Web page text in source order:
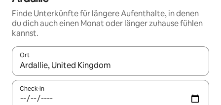
Finde Unterkünfte für längere Aufenthalte, in denen
du dich auch einen Monat oder länger zuhause fühlen
kannst.
Ort
Wenn Ergebnisse verfügbar sind, navigiere mit den
Check-in